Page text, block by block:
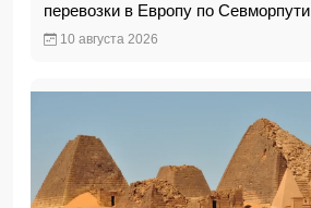
перевозки в Европу по Севморпути
10 августа 2026